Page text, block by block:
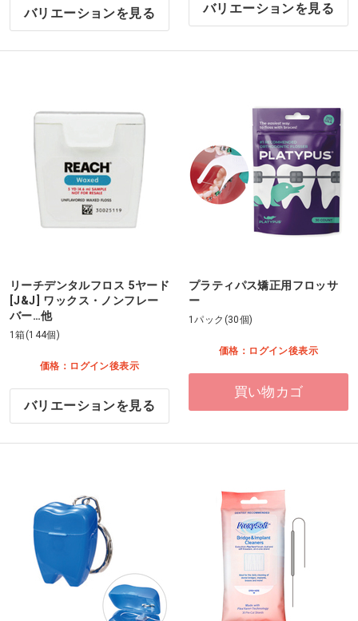
バリエーションを見る バリエーションを見る
リーチデンタルフロス 5ヤード
[J&J] ワックス・ノンフレー
バー…他
1箱(144個)
価格：ログイン後表示
バリエーションを見る
プラティパス矯正用フロッサ
ー
1パック(30個)
価格：ログイン後表示
買い物カゴ